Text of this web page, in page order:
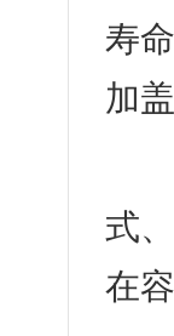
寿
加
式
在